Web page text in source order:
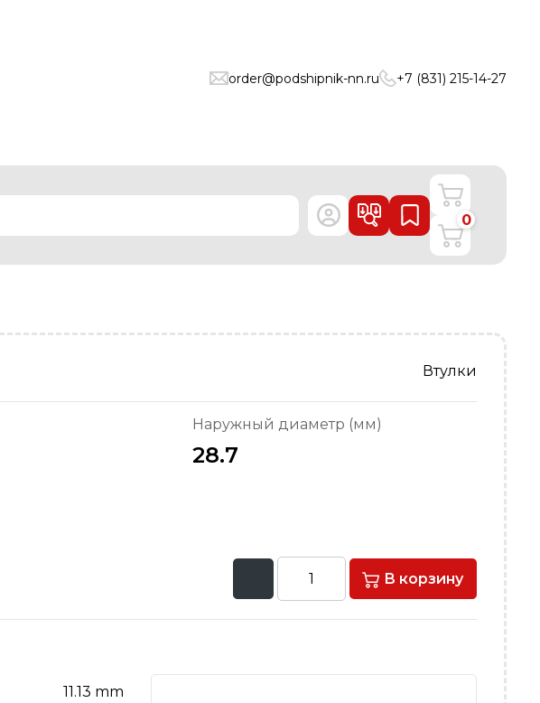
order@podshipnik-nn.ru +7 (831) 215-14-27
0
Втулки
Наружный диаметр (мм)
28.7
В корзину
11.13 mm